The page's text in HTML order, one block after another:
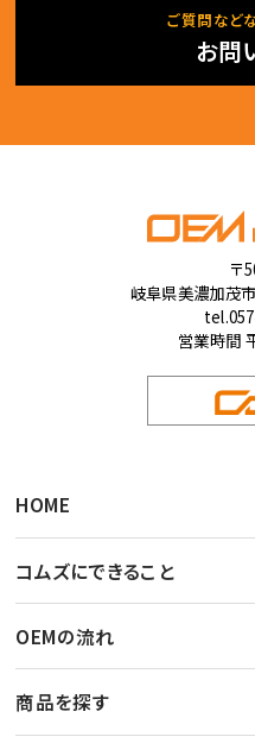
ご質問など
お問
〒
岐阜県美濃加茂
営業時間
HOME
コムズにできること
OEMの流れ
商品を探す